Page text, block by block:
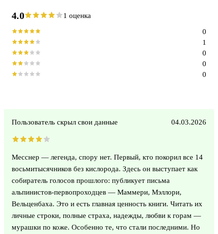
4.0 1 оценка
0
0
0
1
0
Пользователь скрыл свои данные 04.03.2026
Месснер — легенда, спору нет. Первый, кто покорил все 14
восьмитысячников без кислорода. Здесь он выступает как
собиратель голосов прошлого: публикует письма
альпинистов-первопроходцев — Маммери, Мэллори,
Вельценбаха. Это и есть главная ценность книги. Читать их
личные строки, полные страха, надежды, любви к горам —
мурашки по коже. Особенно те, что стали последними. Но